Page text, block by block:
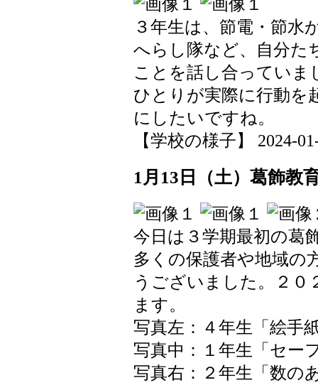
３年生は、節電・節水
へらし隊など、自分た
ことを話し合っていま
ひとりが実際に行動を
にしたいですね。
【学校の様子】 2024-
1月13日（土）葛飾教
今日は３学期最初の葛
多くの保護者や地域の
うございました。２０
ます。
写真左：４年生「絵手
写真中：１年生「セー
写真右：２年生「数の